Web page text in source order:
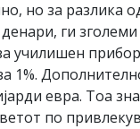
но за
ги
1%.
евра. Тоа
по